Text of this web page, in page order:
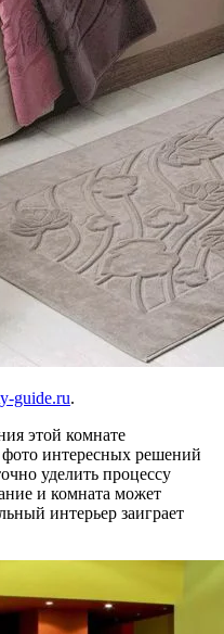
guide.ru.
этой комнате
интересных решений
уделить процессу
и комната может
интерьер заиграет